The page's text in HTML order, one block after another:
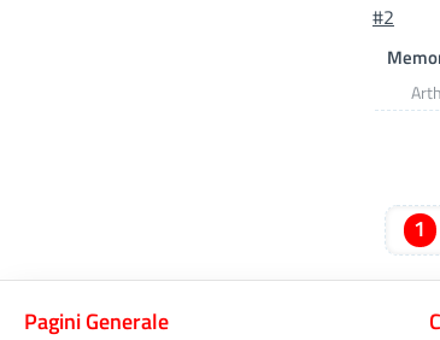
1
Pagini Generale